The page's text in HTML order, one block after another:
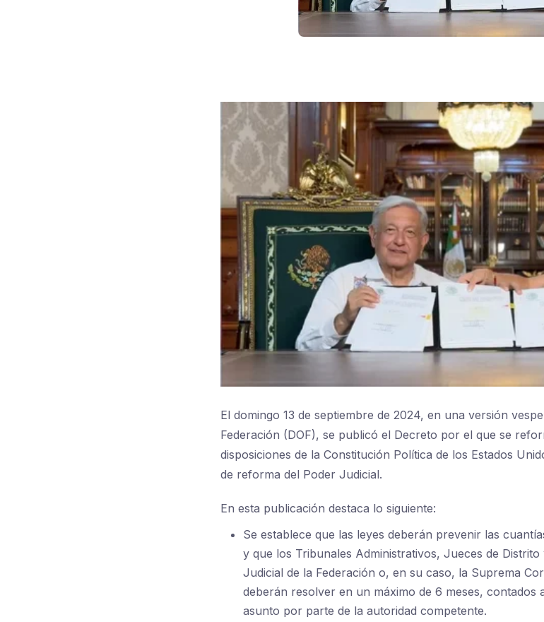
El domingo 13 de septiembre de 2024, en una versión
Federación (DOF), se publicó el Decreto por el que se
disposiciones de la Constitución Política de los Estados
de reforma del Poder Judicial.
En esta publicación destaca lo siguiente:
Se establece que las leyes deberán prevenir las
y que los Tribunales Administrativos, Jueces de
Judicial de la Federación o, en su caso, la Suprema
deberán resolver en un máximo de 6 meses, contados
asunto por parte de la autoridad competente.